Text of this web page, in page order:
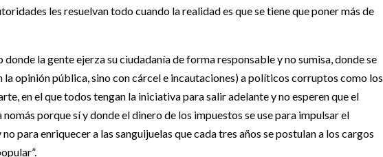
les resuelvan todo cuando la realidad es que se tiene que poner más de
donde la gente ejerza su ciudadanía de forma responsable y no sumisa, donde se
la opinión pública, sino con cárcel e incautaciones) a políticos corruptos como los
en el que todos tengan la iniciativa para salir adelante y no esperen que el
porque sí y donde el dinero de los impuestos se use para impulsar el
para enriquecer a las sanguijuelas que cada tres años se postulan a los cargos